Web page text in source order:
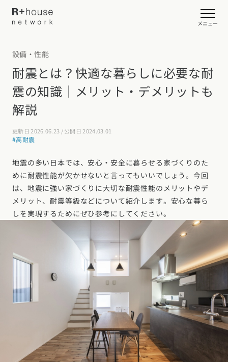
メニュー
イベント・見学会を探す
カタログ請求する
R+houseについて
R+houseについて
性能
選べる仕様
コストパフォーマンス
アフターサポート
建築家
全国の工務店を探す
北海道・東北エリア
北海道青森県 山形県 福島県
埼玉県 千葉県 茨城県栃木県 群馬県
甲信越・北陸エリア
富山県石川県福井県山梨県長野県
東海エリア
愛知県岐阜県静岡県三重県
施工事例
施工事例一覧
平屋
2階建て
二世帯住宅
フォトギャラリー
【特集】平屋の注文住宅
動画で学ぶ注文住宅
動画で学ぶ注文住宅
家づくりのお勉強
デザイン
ルームツアー
家づくりコラム
家づくりコラム一覧
注文住宅の基礎知識
エリア別注文住宅
北海道・東北エリア
北海道青森県岩手県宮城県秋田県山形県福島県
設備・性能
耐震とは？快適な暮らしに必要な耐
震の知識｜メリット・デメリットも
解説
更新日 2026.06.23 / 公開日 2024.03.01
#高耐震
地震の多い日本では、安心・安全に暮らせる家づくりのた
めに耐震性能が欠かせないと言ってもいいでしょう。今回
は、地震に強い家づくりに大切な耐震性能のメリットやデ
メリット、耐震等級などについて紹介します。安心な暮ら
しを実現するためにぜひ参考にしてください。